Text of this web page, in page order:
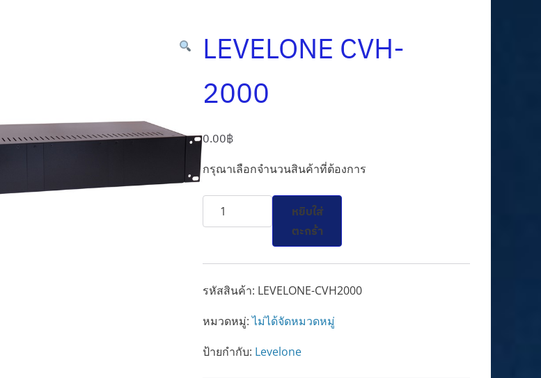
LEVELONE CVH-
2000
0.00฿
กรุณาเลือกจำนวนสินค้าที่ต้องการ
จำนวน
LEVELONE
2000
หยิบใส่
ตะกร้า
รหัสสินค้า: LEVELONE-CVH2000
หมวดหมู่:ไม่ได้จัดหมวดหมู่
ป้ายกำกับ: Levelone